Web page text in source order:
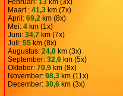
Maart : 41,3 km (7x)
April: 69,2 km (8x)
Mei: 4 km (1x)
Juni: 34,7 km (7x)
Juli: 55 km (8x)
Augustus: 24,8 km (3x)
September: 32,6 km (5x)
Oktober: 70,9 km (8x)
November: 98,3 km (11x)
December: 30,6 km (3x)